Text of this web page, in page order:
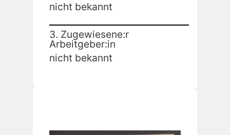
nicht bekannt
3. Zugewiesene:r
Arbeitgeber:in
nicht bekannt